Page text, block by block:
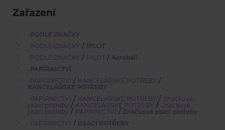
Zařazení
PODLE ZNAČKY
PODLE ZNAČKY / PILOT
PODLE ZNAČKY / PILOT / Acroball
PAPÍRNICTVÍ
PAPÍRNICTVÍ / KANCELÁŘSKÉ POTŘEBY /
KANCELÁŘSKÉ POTŘEBY
PAPÍRNICTVÍ / KANCELÁŘSKÉ POTŘEBY / Značkové
psací potřeby / KANCELÁŘSKÉ POTŘEBY / Značkové
psací potřeby / PAPÍRNICTVÍ / Značkové psací potřeby
PAPÍRNICTVÍ / PSACÍ POTŘEBY